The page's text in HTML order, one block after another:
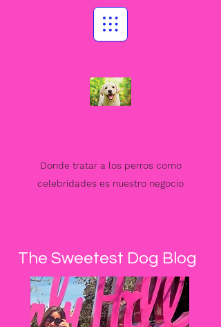
Donde tratar a los perros como
celebridades es nuestro negocio
The Sweetest Dog Blog